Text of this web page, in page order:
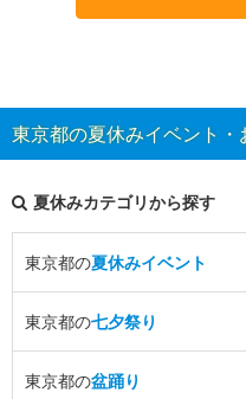
東京都の夏休みイベント
夏休みカテゴリから探す
東京都の夏休みイベント
東京都の七夕祭り
東京都の盆踊り